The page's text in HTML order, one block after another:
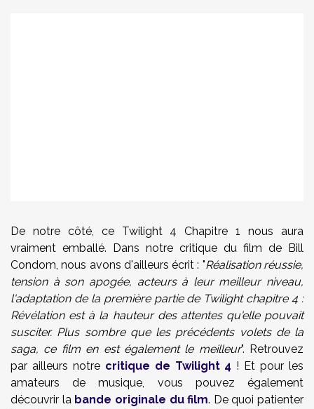
De notre côté, ce Twilight 4 Chapitre 1 nous aura
vraiment emballé. Dans notre critique du film de Bill
Condom, nous avons d'ailleurs écrit : "Réalisation réussie,
tension à son apogée, acteurs à leur meilleur niveau,
l'adaptation de la première partie de Twilight chapitre 4 :
Révélation est à la hauteur des attentes qu'elle pouvait
susciter. Plus sombre que les précédents volets de la
saga, ce film en est également le meilleur". Retrouvez
par ailleurs notre critique de Twilight 4 ! Et pour les
amateurs de musique, vous pouvez également
découvrir la bande originale du film. De quoi patienter